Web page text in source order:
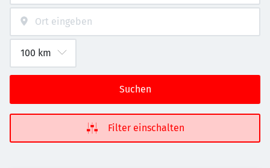
Suchen
Filter einschalten